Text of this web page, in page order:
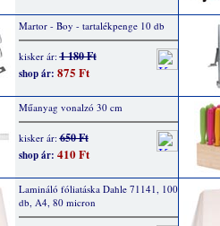
Martor - Boy - tartalékpenge 10 db
kisker ár:1 180 Ft
shop ár: 875 Ft
Műanyag vonalzó 30 cm
kisker ár:650 Ft
shop ár: 410 Ft
Lamináló fóliatáska Dahle 71141, 100
db, A4, 80 micron